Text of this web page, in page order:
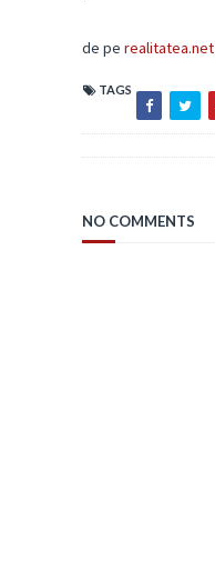
de pe realitatea.net
TAGS
NO COMMENTS